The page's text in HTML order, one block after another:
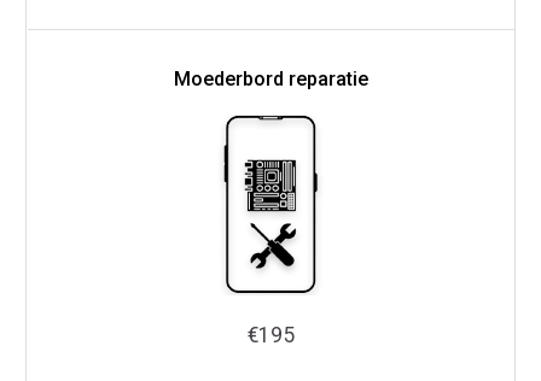
Moederbord reparatie
€195